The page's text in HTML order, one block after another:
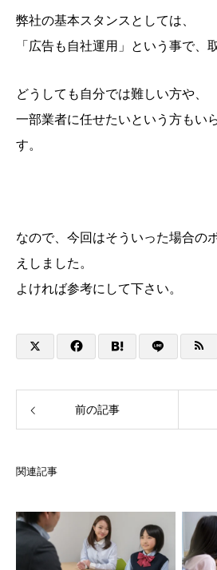
弊社の基本スタンスとしては、
「広告も自社運用」という事で、
どうしても自分では難しい方や、
一部業者に任せたいという方もい
す。
なので、今回はそういった場合の
えしました。
よければ参考にして下さい。
前の記事
関連記事